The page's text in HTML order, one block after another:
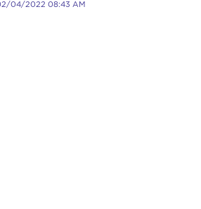
04/2022 08:43 AM